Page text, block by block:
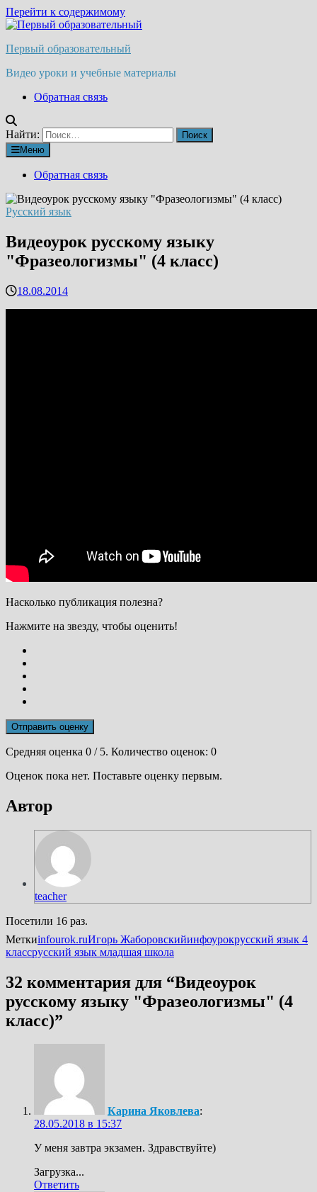
Перейти к содержимому
Первый образовательный
Видео уроки и учебные материалы
Обратная связь
Найти:
Меню
Обратная связь
Русский язык
Видеоурок русскому языку
"Фразеологизмы" (4 класс)
18.08.2014
Насколько публикация полезна?
Нажмите на звезду, чтобы оценить!
Отправить оценку
Средняя оценка 0 / 5. Количество оценок: 0
Оценок пока нет. Поставьте оценку первым.
Автор
teacher
Посетили 16 раз.
Меткиinfourok.ruИгорь Жаборовскийинфоурокрусский язык 4
классрусский язык младшая школа
32 комментария для “Видеоурок
русскому языку "Фразеологизмы" (4
класс)”
Карина Яковлева:
28.05.2018 в 15:37
У меня завтра экзамен. Здравствуйте)
Загрузка...
Ответить